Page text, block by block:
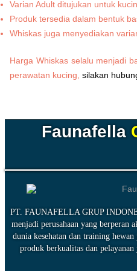
Varian Adult ditujukan untuk
Produk tersedia dalam bentuk
Whiskas juga menyediakan
Harga Whiskas selalu menjadi
perawatan kucing, silakan
Faunafella
PT. FAUNAFELLA GRUP
menjadi perusahaan yang berperan
dunia kesehatan dan training hewan
produk berkualitas dan pelayanan